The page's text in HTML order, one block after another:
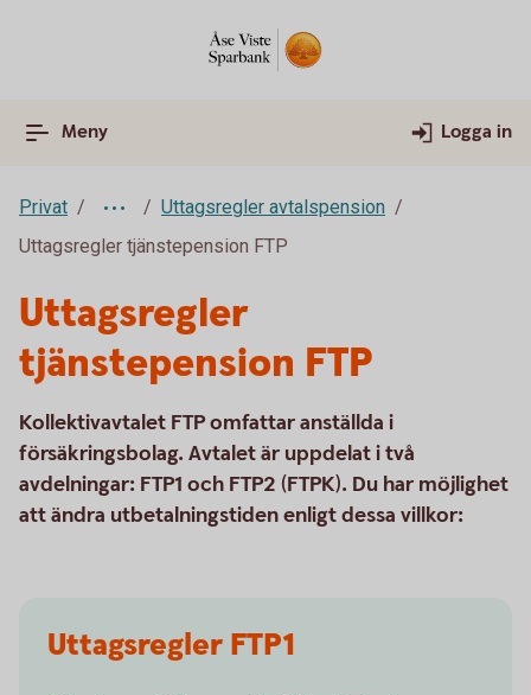
Meny Logga in
Privat
Uttagsregler avtalspension
Uttagsregler tjänstepension FTP
Uttagsregler
tjänstepension FTP
Kollektivavtalet FTP omfattar anställda i
försäkringsbolag. Avtalet är uppdelat i två
avdelningar: FTP1 och FTP2 (FTPK). Du har möjlighet
att ändra utbetalningstiden enligt dessa villkor:
Uttagsregler FTP1